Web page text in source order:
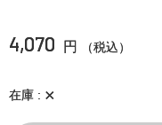
4,070 円 （税込）
在庫 ×